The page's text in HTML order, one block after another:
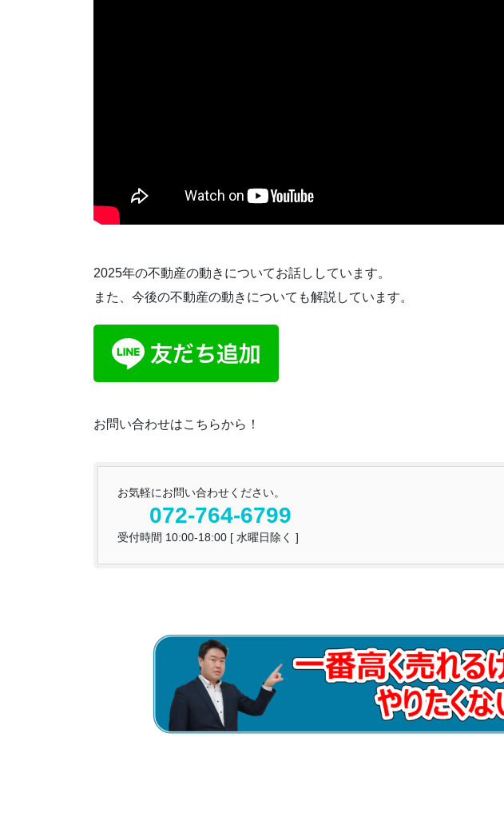
2025年の不動産の動きについてお話ししています。
また、今後の不動産の動きについても解説しています。
お問い合わせはこちらから！
お気軽にお問い合わせください。
072-764-6799
受付時間 10:00-18:00 [ 水曜日除く ]